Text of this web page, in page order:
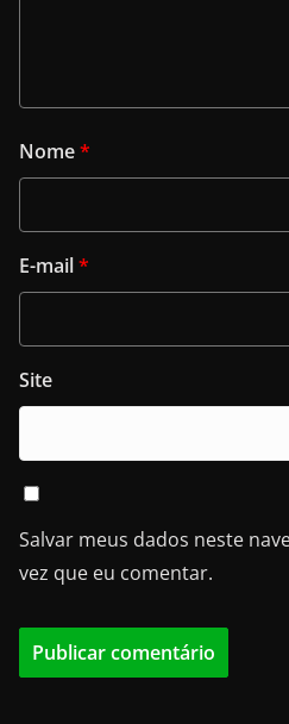
Nome*
E-mail*
Site
Salvar meus dados neste
vez que eu comentar.